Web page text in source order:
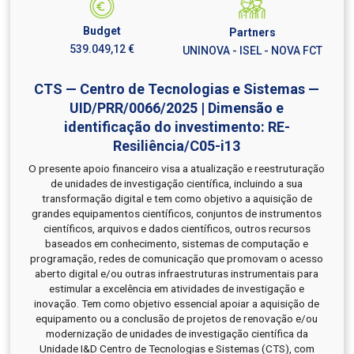
Budget
539.049,12 €
Partners
UNINOVA - ISEL - NOVA FCT
CTS — Centro de Tecnologias e Sistemas —
UID/PRR/0066/2025 | Dimensão e
identificação do investimento: RE-
Resiliência/C05-i13
O presente apoio financeiro visa a atualização e reestruturação
de unidades de investigação científica, incluindo a sua
transformação digital e tem como objetivo a aquisição de
grandes equipamentos científicos, conjuntos de instrumentos
científicos, arquivos e dados científicos, outros recursos
baseados em conhecimento, sistemas de computação e
programação, redes de comunicação que promovam o acesso
aberto digital e/ou outras infraestruturas instrumentais para
estimular a excelência em atividades de investigação e
inovação. Tem como objetivo essencial apoiar a aquisição de
equipamento ou a conclusão de projetos de renovação e/ou
modernização de unidades de investigação científica da
Unidade I&D Centro de Tecnologias e Sistemas (CTS), com